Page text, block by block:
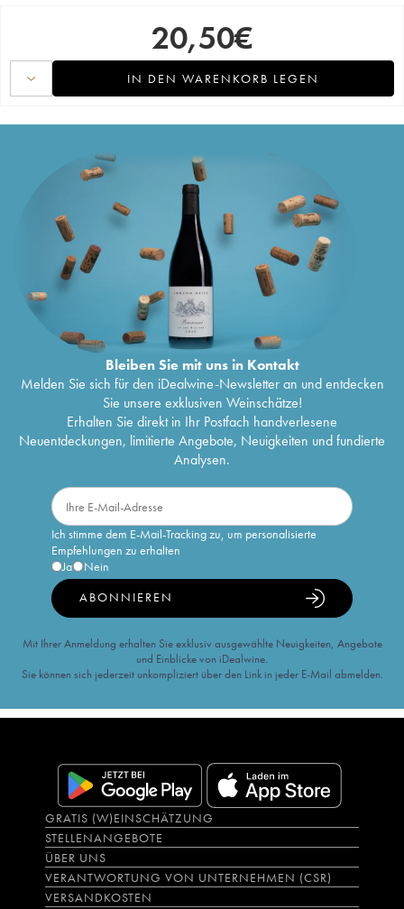
20,50€
IN DEN WARENKORB LEGEN
Bleiben Sie mit uns in Kontakt
Melden Sie sich für den iDealwine-Newsletter an und entdecken
Sie unsere exklusiven Weinschätze!
Erhalten Sie direkt in Ihr Postfach handverlesene
Neuentdeckungen, limitierte Angebote, Neuigkeiten und fundierte
Analysen.
Ich stimme dem E-Mail-Tracking zu, um personalisierte
Empfehlungen zu erhalten
Ja
Nein
ABONNIEREN
Mit Ihrer Anmeldung erhalten Sie exklusiv ausgewählte Neuigkeiten, Angebote
und Einblicke von iDealwine.
Sie können sich jederzeit unkompliziert über den Link in jeder E-Mail abmelden.
GRATIS (W)EINSCHÄTZUNG
STELLENANGEBOTE
ÜBER UNS
VERANTWORTUNG VON UNTERNEHMEN (CSR)
VERSANDKOSTEN